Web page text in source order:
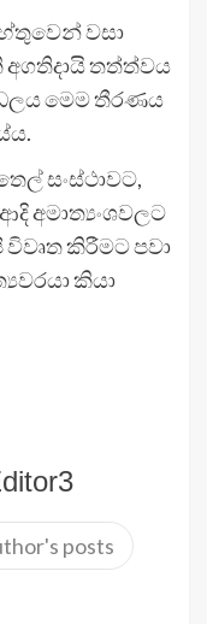
වසා
තත්ත්වය
මෙම තීරණය
සංස්ථාවට,
අමාත්‍යංශවලට
කිරීමට පවා
කියා
posts